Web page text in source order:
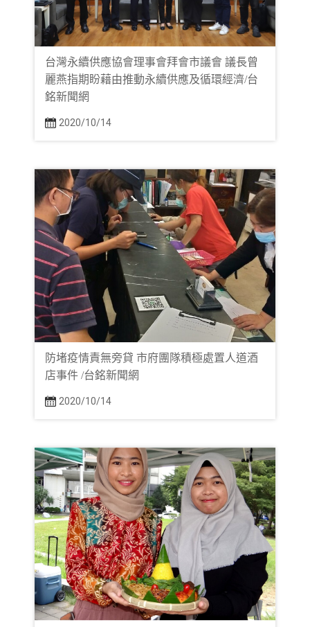
台灣永續供應協會理事會拜會市議會 議長曾
麗燕指期盼藉由推動永續供應及循環經濟/台
銘新聞網
2020/10/14
防堵疫情責無旁貸 市府團隊積極處置人道酒
店事件 /台銘新聞網
2020/10/14